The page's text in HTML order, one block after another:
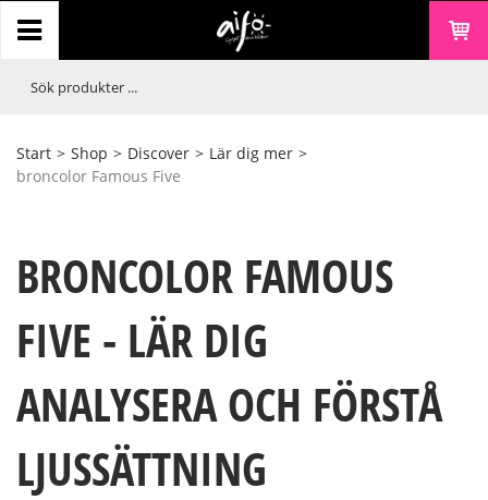
Start > Shop > Discover > Lär dig mer >
broncolor Famous Five
BRONCOLOR FAMOUS
FIVE - LÄR DIG
ANALYSERA OCH FÖRSTÅ
LJUSSÄTTNING